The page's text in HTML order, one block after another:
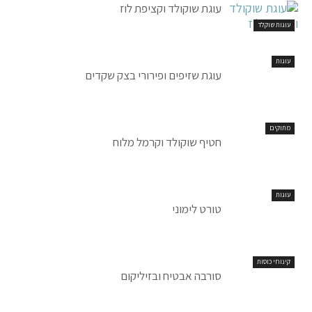
עוגות שוקלד
עוגת שוקולד וקציפת לוז
עוגות
עוגת שזיפים ופירורי בצק שקדים
מתוקים
חטיף שוקולד וקרמל מלוח
עוגות
טורט לימוני
קינוחי כוסות
סורבה אבטיח ובזיליקום